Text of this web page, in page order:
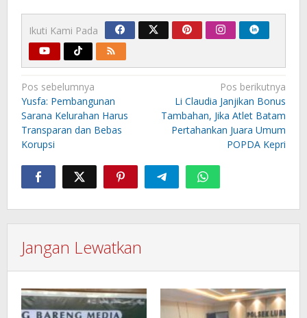
Ikuti Kami Pada
Navigasi
pos
Pos sebelumnya
Yusfa: Pembangunan
Sarana Kelurahan Harus
Transparan dan Bebas
Korupsi
Pos berikutnya
Li Claudia Janjikan Bonus
Tambahan, Jika Atlet Batam
Pertahankan Juara Umum
POPDA Kepri
Jangan Lewatkan